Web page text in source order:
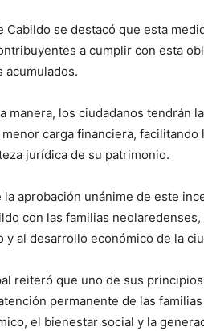
Cabildo se destacó que esta
a cumplir con esta
acumulados.
manera, los ciudadanos tendrán
carga financiera,
jurídica de su patrimonio.
la aprobación unánime de este
con las familias
y al desarrollo económico de la
reiteró que uno de sus
permanente de las
el bienestar social y la